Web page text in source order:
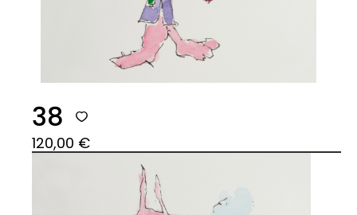
38
120,00 €